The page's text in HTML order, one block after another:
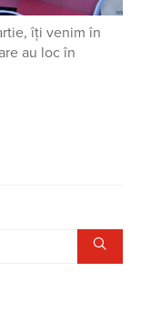
îți venim în
au loc în